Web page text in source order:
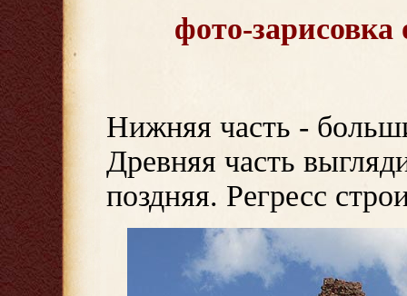
фото-зарисовка
Нижняя часть -
Древняя часть
поздняя. Регресс